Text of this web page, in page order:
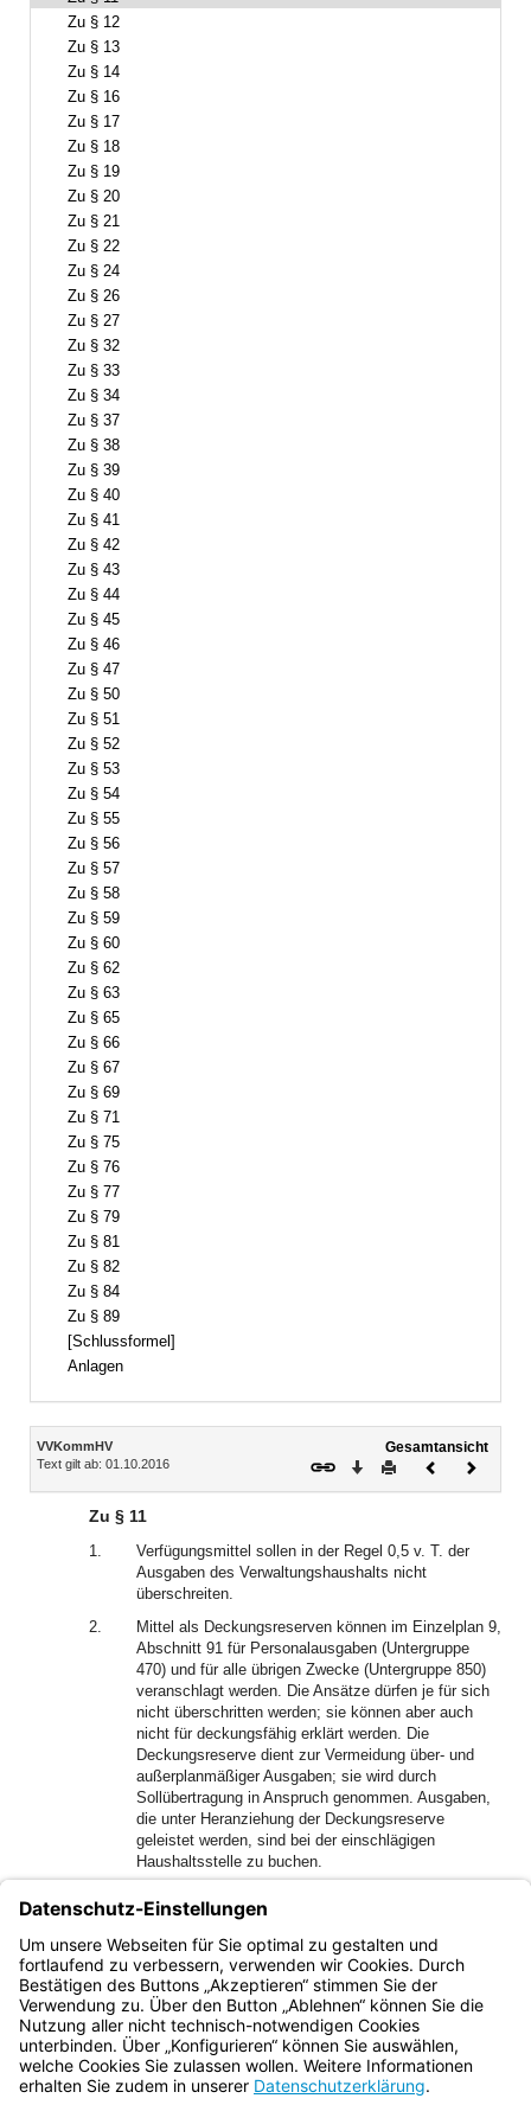
Zu § 12
Zu § 13
Zu § 14
Zu § 16
Zu § 17
Zu § 18
Zu § 19
Zu § 20
Zu § 21
Zu § 22
Zu § 24
Zu § 26
Zu § 27
Zu § 32
Zu § 33
Zu § 34
Zu § 37
Zu § 38
Zu § 39
Zu § 40
Zu § 41
Zu § 42
Zu § 43
Zu § 44
Zu § 45
Zu § 46
Zu § 47
Zu § 50
Zu § 51
Zu § 52
Zu § 53
Zu § 54
Zu § 55
Zu § 56
Zu § 57
Zu § 58
Zu § 59
Zu § 60
Zu § 62
Zu § 63
Zu § 65
Zu § 66
Zu § 67
Zu § 69
Zu § 71
Zu § 75
Zu § 76
Zu § 77
Zu § 79
Zu § 81
Zu § 82
Zu § 84
Zu § 89
[Schlussformel]
Anlagen
Inhalt
VVKommHV
Text gilt ab: 01.10.2016
Gesamtansicht
Download
DruckenVorheriges
Zu § 11
1.
Verfügungsmittel sollen in der Regel 0,5 v. T. der
Ausgaben des Verwaltungshaushalts nicht
überschreiten.
2.
Mittel als Deckungsreserven können im Einzelplan 9,
Abschnitt 91 für Personalausgaben (Untergruppe
470) und für alle übrigen Zwecke (Untergruppe 850)
veranschlagt werden. Die Ansätze dürfen je für sich
nicht überschritten werden; sie können aber auch
nicht für deckungsfähig erklärt werden. Die
Deckungsreserve dient zur Vermeidung über- und
außerplanmäßiger Ausgaben; sie wird durch
Sollübertragung in Anspruch genommen. Ausgaben,
die unter Heranziehung der Deckungsreserve
geleistet werden, sind bei der einschlägigen
Haushaltsstelle zu buchen.
der Deckungsreserve richtet sich nach der
Zuständigkeit für die Bewilligung der betreffenden
über- oder außerplanmäßigen Ausgaben.
Bayern.de
BayernPortal